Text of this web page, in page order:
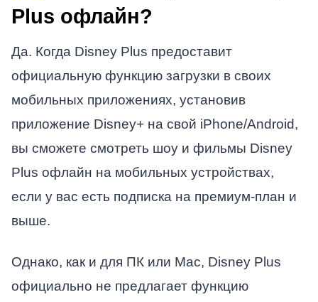
Plus офлайн?
Да. Когда Disney Plus предоставит
официальную функцию загрузки в своих
мобильных приложениях, установив
приложение Disney+ на свой iPhone/Android,
вы сможете смотреть шоу и фильмы Disney
Plus офлайн на мобильных устройствах,
если у вас есть подписка на премиум-план и
выше.
Однако, как и для ПК или Mac, Disney Plus
официально не предлагает функцию